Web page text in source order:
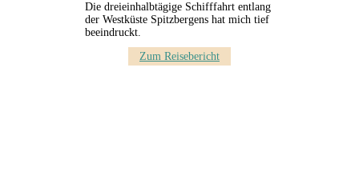
Die dreieinhalbtägige Schifffahrt entlang
der Westküste Spitzbergens hat mich tief
beeindruckt.
Zum Reisebericht